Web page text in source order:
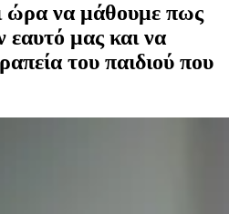
ώρα να μάθουμε πως
εαυτό μας και να
του παιδιού που